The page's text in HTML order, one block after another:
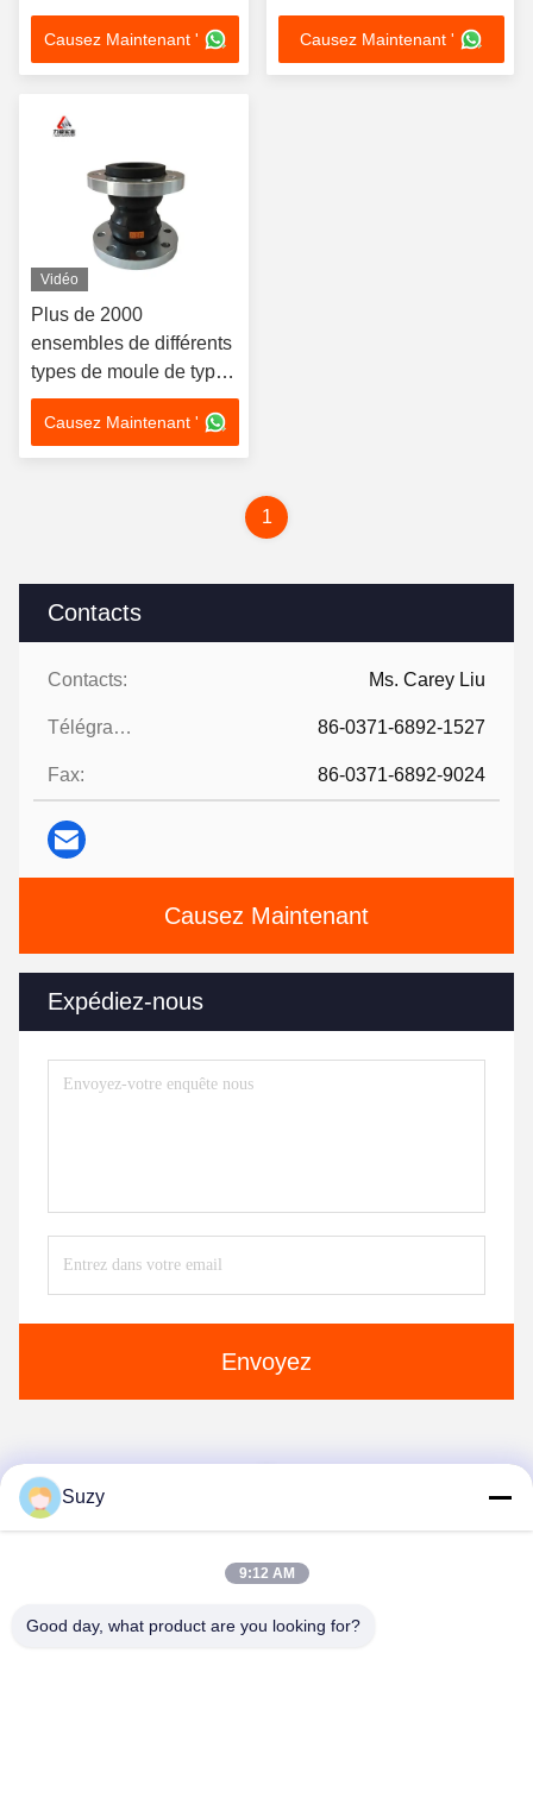
Contacts
Contacts: Ms. Carey Liu
Télégramme: 86-0371-6892-1527
Fax: 86-0371-6892-9024
Causez Maintenant
Expédiez-nous
Envoyez
transmission du bruit et
des vibrations dans le
courant d'air pour les
Causez Maintenant '
inégalées pour les
systèmes de plomberie
modernes
Causez Maintenant '
Vidéo
Plus de 2000
ensembles de différents
types de moule de type
double boule de
caoutchouc absorption
des vibrations
Causez Maintenant '
1
Suzy
9:12 AM
Good day, what product are you looking for?